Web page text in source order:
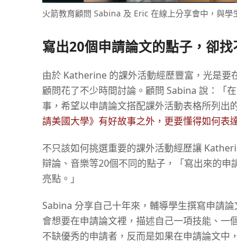
火箭教育顧問 Sabina 及 Eric 在線上分享會中，與
寫出20個申請論文的點子，卻
由於 Katherine 的課外活動經歷豐富，光是要
顧問花了不少時間討論。顧問 Sabina 說：「
事，希望以申請論文搭配課外活動表格所列出
請美國大學》有好故事之外，更要懂得如何表
不只該如何挑選重要的課外活動經歷讓
辯論、音樂等20個不同的點子，「寫出來的
亮點。」
Sabina 分享自己十年來，輔導學生撰寫申請
會想要在申請論文裡，描述自己一項技能、一
不缺優秀的申請者，反而是如果在申請論文中